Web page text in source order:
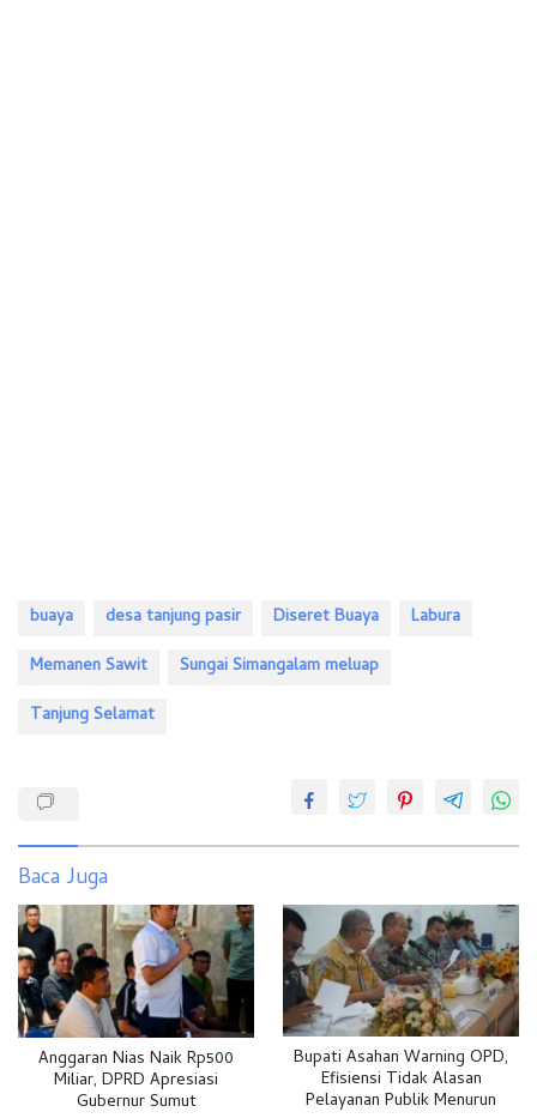
buaya desa tanjung pasir Diseret Buaya
Labura
Memanen Sawit
Sungai Simangalam meluap
Tanjung Selamat
Baca Juga
Anggaran Nias Naik Rp500
Miliar, DPRD Apresiasi
Gubernur Sumut
Bupati Asahan Warning OPD,
Efisiensi Tidak Alasan
Pelayanan Publik Menurun